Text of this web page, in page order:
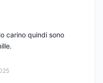
carino quindi sono